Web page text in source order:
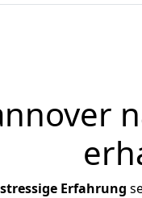
stressige Erfahrung